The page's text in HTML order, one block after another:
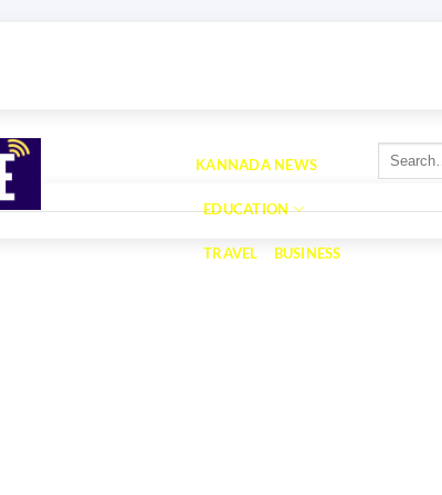
KANNADA NEWS
EDUCATION
TRAVEL BUSINESS